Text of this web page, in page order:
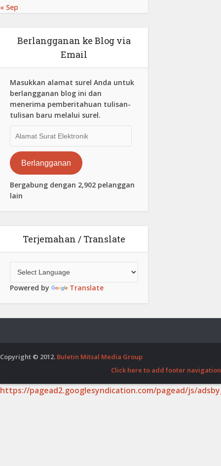
« Sep
Berlangganan ke Blog via
Email
Masukkan alamat surel Anda untuk
berlangganan blog ini dan
menerima pemberitahuan tulisan-
tulisan baru melalui surel.
Surat
Elektronik
Berlangganan
Bergabung dengan 2,902 pelanggan
lain
Terjemahan / Translate
Powered by Translate
Copyright © 2012. Buletin Mitsal Media Group
Click here to add footer navigation
https://pagead2.googlesyndication.com/pagead/js/